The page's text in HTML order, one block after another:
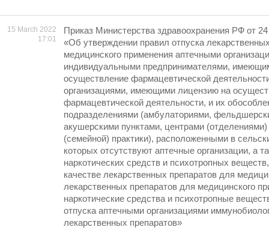
15 March 2022
17:01
Приказ Министерства здравоохранения РФ от 24
«Об утверждении правил отпуска
медицинского применения аптечными
индивидуальными предпринимателями,
осуществление фармацевтической
организациями, имеющими лицензию на
фармацевтической деятельности, и их
подразделениями (амбулаториями,
акушерскими пунктами, центрами
(семейной) практики), расположенными в
которых отсутствуют аптечные организации, а
наркотических средств и психотропных
качестве лекарственных препаратов для
лекарственных препаратов для медицинского
наркотические средства и психотропные
отпуска аптечными организациями
лекарственных препаратов»